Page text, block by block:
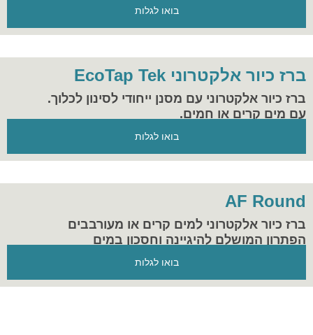
בואו לגלות
ברז כיור אלקטרוני EcoTap Tek
ברז כיור אלקטרוני עם מסנן ייחודי לסינון לכלוך.
עם מים קרים או חמים.
בואו לגלות
AF Round
ברז כיור אלקטרוני למים קרים או מעורבבים
הפתרון המושלם להיגיינה וחסכון במים
בואו לגלות